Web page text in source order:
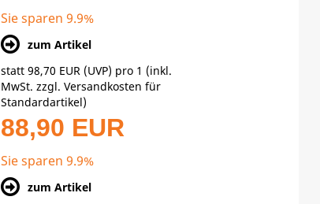
Sie sparen 9.9%
zum Artikel
statt98,70 EUR (UVP) pro 1 (inkl.
MwSt. zzgl.Versandkosten für
Standardartikel)
88,90 EUR
Sie sparen 9.9%
zum Artikel